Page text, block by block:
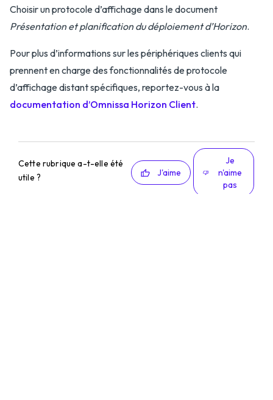
Choisir un protocole d’affichage dans le document
Présentation et planification du déploiement d’Horizon.
Pour plus d’informations sur les périphériques clients qui
prennent en charge des fonctionnalités de protocole
d’affichage distant spécifiques, reportez-vous à la
documentation d’Omnissa Horizon Client.
Cette rubrique a-t-elle été
utile ?
J'aime
Je
n'aime
pas